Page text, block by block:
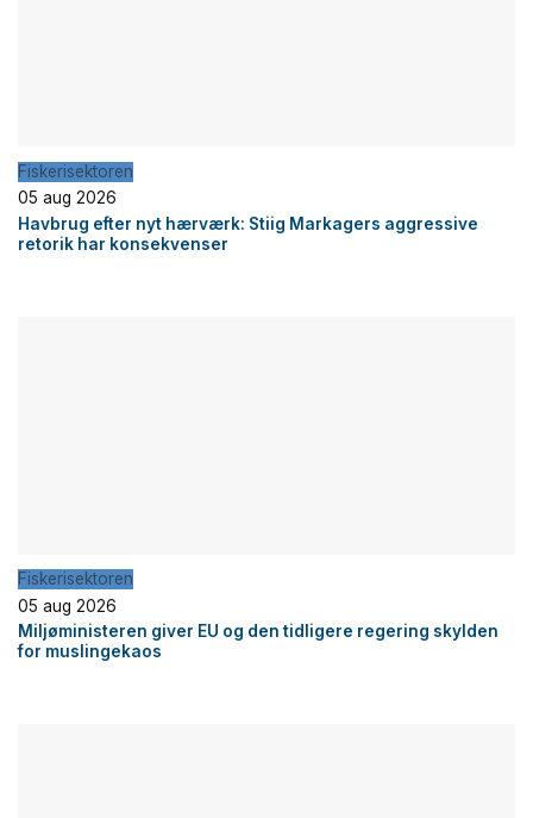
Fiskerisektoren
05 aug 2026
Havbrug efter nyt hærværk: Stiig Markagers aggressive
retorik har konsekvenser
Fiskerisektoren
05 aug 2026
Miljøministeren giver EU og den tidligere regering skylden
for muslingekaos